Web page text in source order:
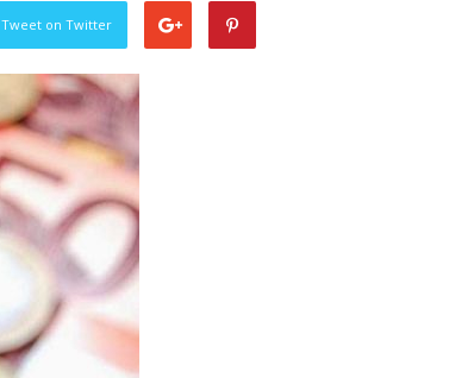
Tweet on Twitter